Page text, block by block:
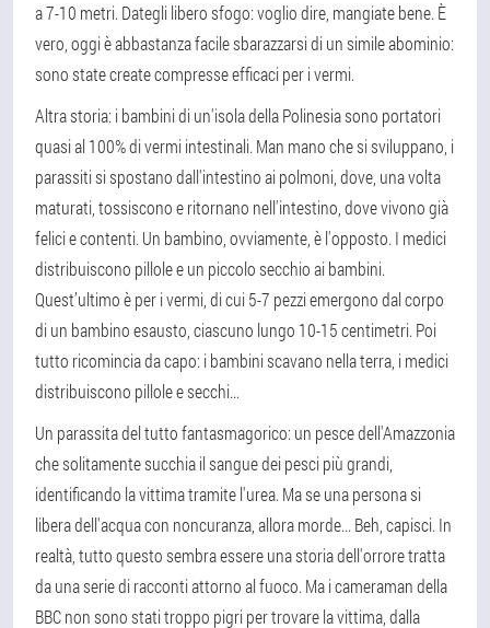
a 7-10 metri. Dategli libero sfogo: voglio dire, mangiate bene. È
vero, oggi è abbastanza facile sbarazzarsi di un simile abominio:
sono state create compresse efficaci per i vermi.
Altra storia: i bambini di un'isola della Polinesia sono portatori
quasi al 100% di vermi intestinali. Man mano che si sviluppano, i
parassiti si spostano dall'intestino ai polmoni, dove, una volta
maturati, tossiscono e ritornano nell'intestino, dove vivono già
felici e contenti. Un bambino, ovviamente, è l'opposto. I medici
distribuiscono pillole e un piccolo secchio ai bambini.
Quest’ultimo è per i vermi, di cui 5-7 pezzi emergono dal corpo
di un bambino esausto, ciascuno lungo 10-15 centimetri. Poi
tutto ricomincia da capo: i bambini scavano nella terra, i medici
distribuiscono pillole e secchi...
Un parassita del tutto fantasmagorico: un pesce dell'Amazzonia
che solitamente succhia il sangue dei pesci più grandi,
identificando la vittima tramite l'urea. Ma se una persona si
libera dell'acqua con noncuranza, allora morde... Beh, capisci. In
realtà, tutto questo sembra essere una storia dell'orrore tratta
da una serie di racconti attorno al fuoco. Ma i cameraman della
BBC non sono stati troppo pigri per trovare la vittima, dalla